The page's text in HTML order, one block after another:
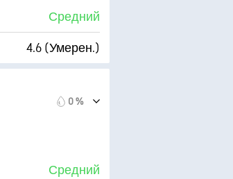
Средний
4.6 (Умерен.)
(Умеренно)
76 %
19300 фт
0 %
Средний